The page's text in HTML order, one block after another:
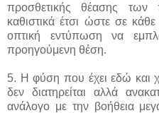
προσθετικής θέασης των
καθιστικά έτσι ώστε σε
οπτική εντύπωση να
προηγούμενη θέση.
5. Η φύση που έχει εδώ και
δεν διατηρείται αλλά
ανάλογο με την βοήθεια